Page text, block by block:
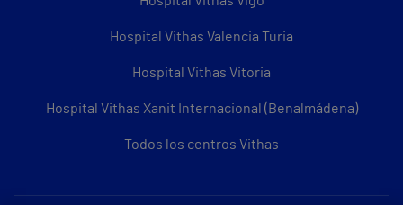
Hospital Vithas Valencia Turia
Hospital Vithas Vitoria
Hospital Vithas Xanit Internacional (Benalmádena)
Todos los centros Vithas